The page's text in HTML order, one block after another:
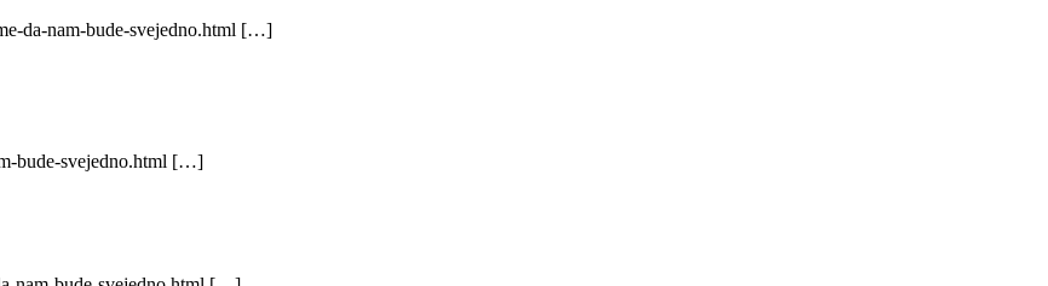
da-nam-bude-svejedno.html […]
bude-svejedno.html […]